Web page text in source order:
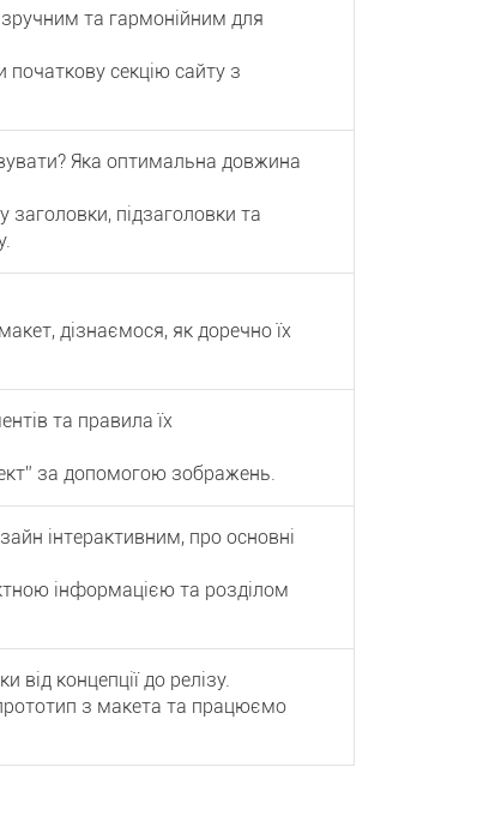
та гармонійним для
секцію сайту з
Яка оптимальна довжина
підзаголовки та
дізнаємося, як доречно їх
та правила їх
за допомогою зображень.
інтерактивним, про основні
інформацією та розділом
концепції до релізу.
з макета та працюємо